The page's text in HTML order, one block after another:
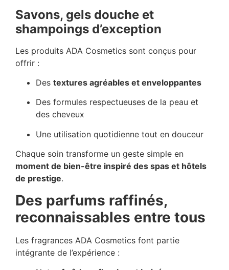
Savons, gels douche et
shampoings d’exception
Les produits ADA Cosmetics sont conçus pour
offrir :
Des textures agréables et enveloppantes
Des formules respectueuses de la peau et
des cheveux
Une utilisation quotidienne tout en douceur
Chaque soin transforme un geste simple en
moment de bien-être inspiré des spas et hôtels
de prestige.
Des parfums raffinés,
reconnaissables entre tous
Les fragrances ADA Cosmetics font partie
intégrante de l’expérience :